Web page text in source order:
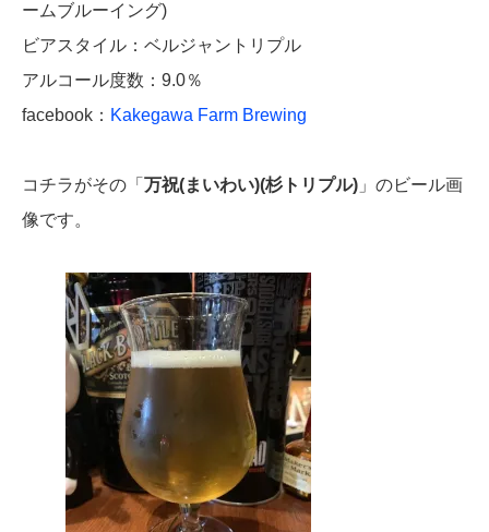
ームブルーイング)
ビアスタイル：ベルジャントリプル
アルコール度数：9.0％
facebook： Kakegawa Farm Brewing
コチラがその「 万祝(まいわい)(杉トリプル) 」のビール画
像です。